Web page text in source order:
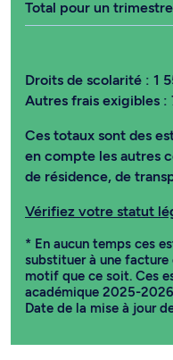
Total pour un
Droits de scolarité : 1
Autres frais exigibles :
Ces totaux sont des
en compte les autres
de résidence, de
Vérifiez votre statut
* En aucun temps ces
substituer à une facture
motif que ce soit. Ces
académique 2025-
Date de la mise à jour